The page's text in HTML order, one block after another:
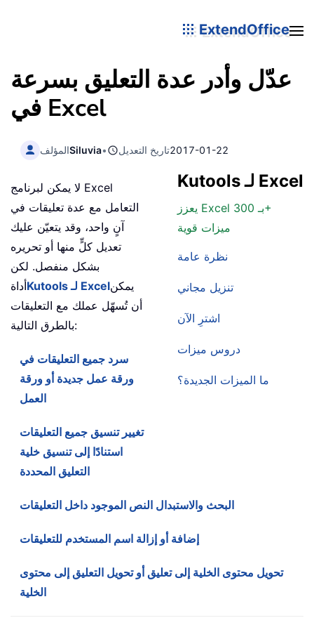
ExtendOffice
عدّل وأدر عدة التعليق بسرعة
في Excel
المؤلفSiluvia• تاريخ التعديل2017-01-22
Kutools لـ Excel
يعزز Excel بـ 300+
ميزات قوية
نظرة عامة
تنزيل مجاني
اشترِ الآن
دروس ميزات
ما الميزات الجديدة؟
لا يمكن لبرنامج Excel
التعامل مع عدة تعليقات في
آنٍ واحد، وقد يتعيّن عليك
تعديل كلٍّ منها أو تحريره
بشكل منفصل. لكن
أداة
Kutools لـ Excelيمكن
أن تُسهّل عملك مع التعليقات
بالطرق التالية:
سرد جميع التعليقات في
ورقة عمل جديدة أو ورقة
العمل
تغيير تنسيق جميع التعليقات
استنادًا إلى تنسيق خلية
التعليق المحددة
البحث والاستبدال النص الموجود داخل التعليقات
إضافة أو إزالة اسم المستخدم للتعليقات
تحويل محتوى الخلية إلى تعليق أو تحويل التعليق إلى محتوى
الخلية